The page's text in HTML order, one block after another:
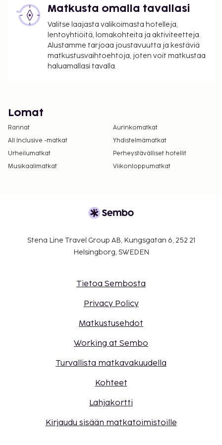
Matkusta omalla tavallasi
Valitse laajasta valikoimasta hotelleja,
lentoyhtiöitä, lomakohteita ja aktiviteetteja.
Alustamme tarjoaa joustavuutta ja kestäviä
matkustusvaihtoehtoja, joten voit matkustaa
haluamallasi tavalla.
Lomat
Rannat
Aurinkomatkat
All Inclusive -matkat
Yhdistelmämatkat
Urheilumatkat
Perheystävälliset hotellit
Musikaalimatkat
Viikonloppumatkat
Stena Line Travel Group AB, Kungsgatan 6, 252 21
Helsingborg, SWEDEN
Tietoa Sembosta
Privacy Policy
Matkustusehdot
Working at Sembo
Turvallista matkavakuudella
Kohteet
Lahjakortti
Kirjaudu sisään matkatoimistoille